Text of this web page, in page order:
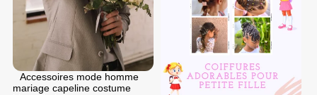
Accessoires mode homme
mariage capeline costume